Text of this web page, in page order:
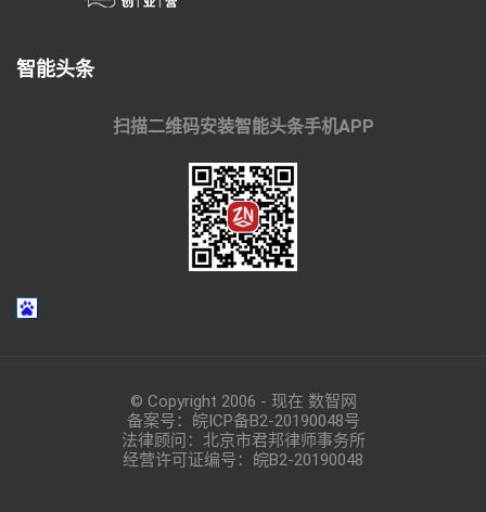
智能头条
扫描二维码安装智能头条手机APP
© Copyright 2006 - 现在 数智网
备案号： 皖ICP备B2-20190048号
法律顾问：北京市君邦律师事务所
经营许可证编号：皖B2-20190048